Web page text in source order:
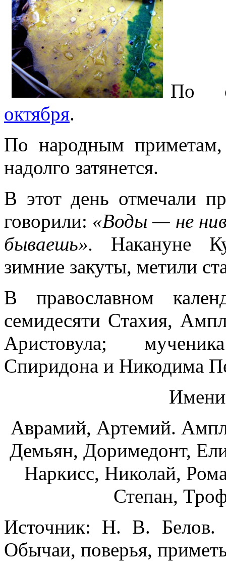
По
октября.
По народным
надолго затянется.
В этот день отмечали
говорили: «Воды — не
бываешь». Накануне
зимние закуты, метили
В православном
семидесяти Стахия,
Аристовула;
Спиридона и Никодима
Аврамий, Артемий.
Демьян, Доримедонт,
Наркисс, Николай,
Степан,
Источник: Н. В. Белов.
Обычаи, поверья,